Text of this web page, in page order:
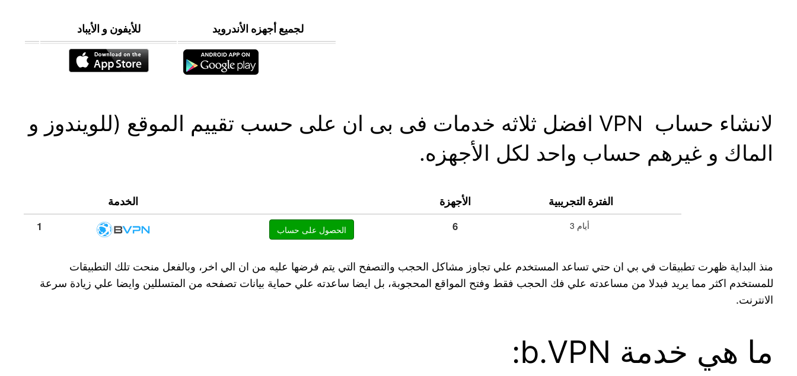
للأيفون و الأيباد لجميع أجهزه الأندرويد
لانشاء حساب VPN افضل ثلاثه خدمات فى بى ان على حسب تقييم الموقع (للويندوز و
الماك و غيرهم حساب واحد لكل الأجهزه.
الخدمة الأجهزة الفترة التجريبية
1 الحصول على حساب 6 3 أيام
منذ البداية ظهرت تطبيقات في بي ان حتي تساعد المستخدم علي تجاوز مشاكل الحجب والتصفح التي يتم فرضها عليه من ان الي اخر، وبالفعل منحت تلك التطبيقات
للمستخدم اكثر مما يريد فبدلا من مساعدته علي فك الحجب فقط وفتح المواقع المحجوبة، بل ايضا ساعدته علي حماية بيانات تصفحه من المتسللين وايضا علي زيادة سرعة
الانترنت.
ما هي خدمة b.VPN: